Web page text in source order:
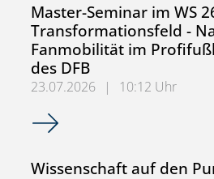
Master-Seminar im WS
Transformationsfeld -
Fanmobilität im
des DFB
23.07.2026 |
10:12 Uhr
Master-Seminar im WS 26/
Wissenschaft auf den